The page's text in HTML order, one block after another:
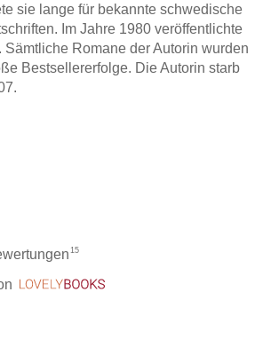
sie lange für bekannte schwedische
Im Jahre 1980 veröffentlichte
Sämtliche Romane der Autorin wurden
Bestsellererfolge. Die Autorin starb
15